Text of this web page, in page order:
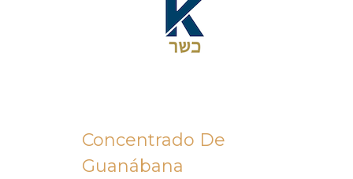
Concentrado De
Guanábana